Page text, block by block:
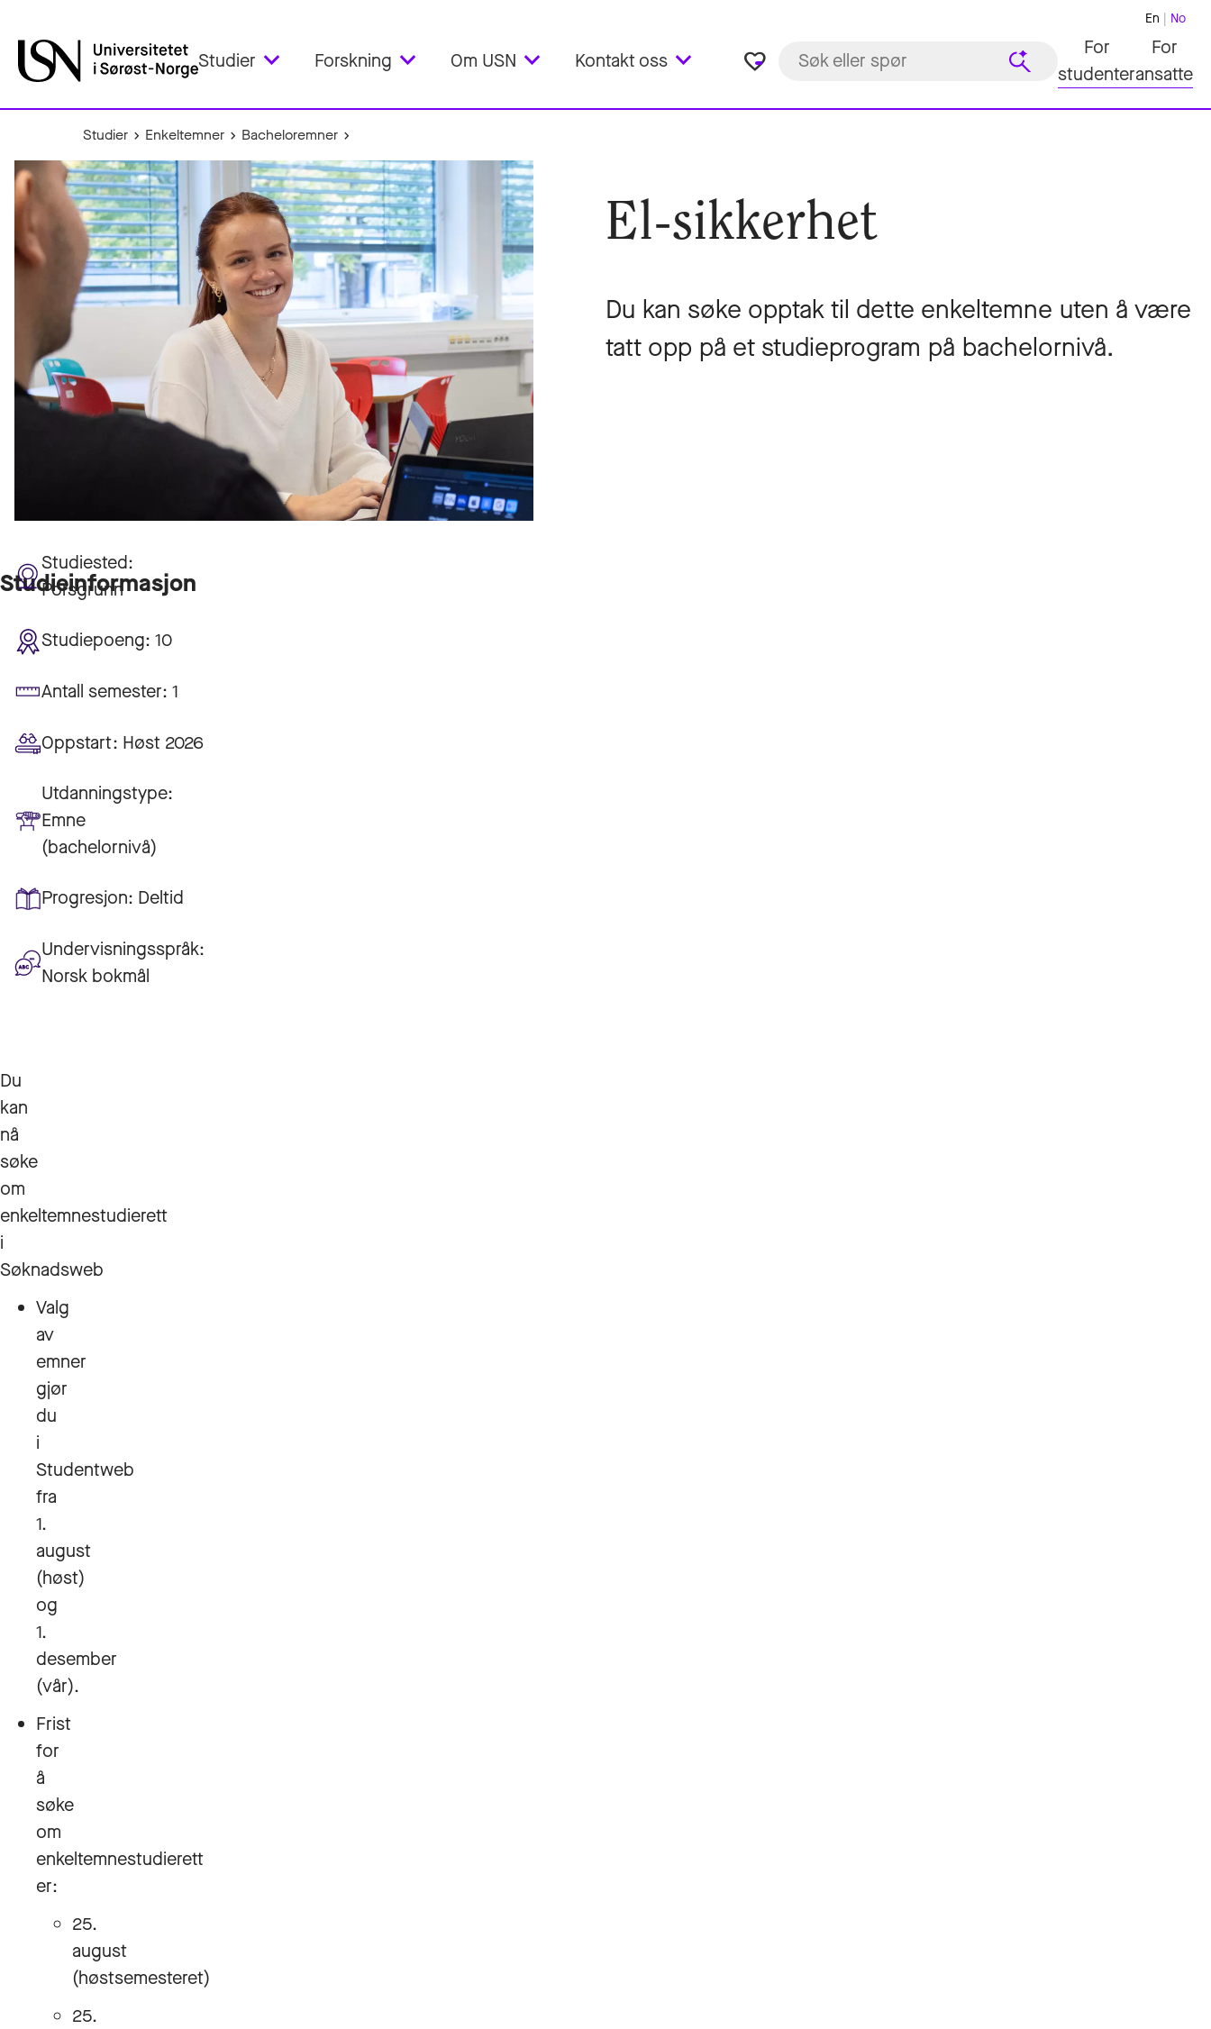
Studier Forskning Om USN Kontakt oss favorite_border
En No
For
studenter
For
ansatte
Studier Enkeltemner Bacheloremner
El-sikkerhet
Du kan søke opptak til dette enkeltemne uten å være
tatt opp på et studieprogram på bachelornivå.
Studieinformasjon
Studiested:
Porsgrunn
Studiepoeng: 10
Antall semester: 1
Oppstart: Høst 2026
Utdanningstype:
Emne
(bachelornivå)
Progresjon: Deltid
Undervisningsspråk:
Norsk bokmål
Du
kan
nå
søke
om
enkeltemnestudierett
i
Søknadsweb
Valg
av
emner
gjør
du
i
Studentweb
fra
1.
august
(høst)
og
1.
desember
(vår).
Frist
for
å
søke
om
enkeltemnestudierett
er:
25.
august
(høstsemesteret)
25.